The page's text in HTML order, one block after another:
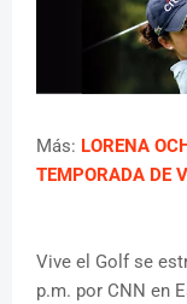
Más: LORENA
TEMPORADA DE
Vive el Golf se
p.m. por CNN en